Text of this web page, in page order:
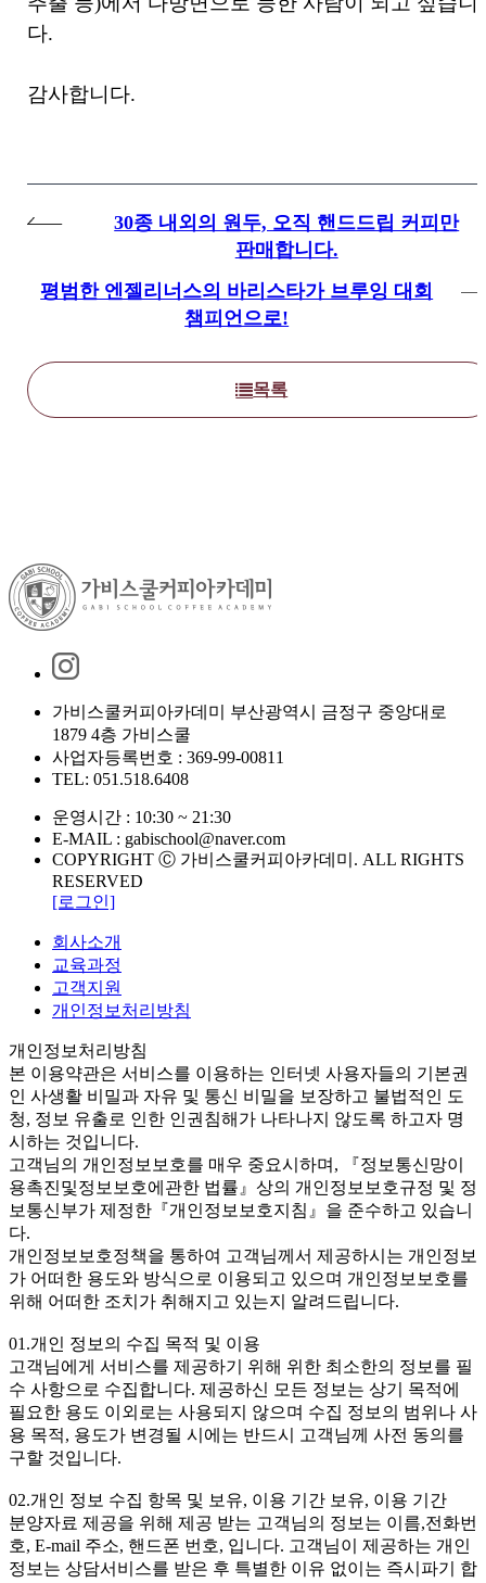
다.
감사합니다.
30종 내외의 원두, 오직 핸드드립 커피만
판매합니다.
평범한 엔젤리너스의 바리스타가 브루잉 대회
챔피언으로!
목록
가비스쿨커피아카데미 부산광역시 금정구 중앙대로
1879 4층 가비스쿨
사업자등록번호 : 369-99-00811
TEL: 051.518.6408
운영시간 : 10:30 ~ 21:30
E-MAIL : gabischool@naver.com
COPYRIGHT Ⓒ 가비스쿨커피아카데미. ALL RIGHTS
RESERVED
[로그인]
회사소개
교육과정
고객지원
개인정보처리방침
개인정보처리방침
본 이용약관은 서비스를 이용하는 인터넷 사용자들의 기본권
인 사생활 비밀과 자유 및 통신 비밀을 보장하고 불법적인 도
청, 정보 유출로 인한 인권침해가 나타나지 않도록 하고자 명
시하는 것입니다.
고객님의 개인정보보호를 매우 중요시하며, 『정보통신망이
용촉진및정보보호에관한 법률』상의 개인정보보호규정 및 정
보통신부가 제정한『개인정보보호지침』을 준수하고 있습니
다.
개인정보보호정책을 통하여 고객님께서 제공하시는 개인정보
가 어떠한 용도와 방식으로 이용되고 있으며 개인정보보호를
위해 어떠한 조치가 취해지고 있는지 알려드립니다.
01.개인 정보의 수집 목적 및 이용
고객님에게 서비스를 제공하기 위해 위한 최소한의 정보를 필
수 사항으로 수집합니다. 제공하신 모든 정보는 상기 목적에
필요한 용도 이외로는 사용되지 않으며 수집 정보의 범위나 사
용 목적, 용도가 변경될 시에는 반드시 고객님께 사전 동의를
구할 것입니다.
02.개인 정보 수집 항목 및 보유, 이용 기간 보유, 이용 기간
분양자료 제공을 위해 제공 받는 고객님의 정보는 이름,전화번
호, E-mail 주소, 핸드폰 번호, 입니다. 고객님이 제공하는 개인
정보는 상담서비스를 받은 후 특별한 이유 없이는 즉시파기 합